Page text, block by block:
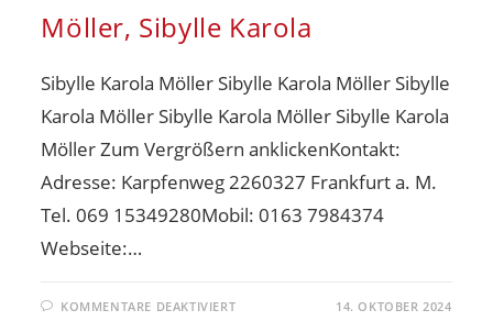
Möller, Sibylle Karola
Sibylle Karola Möller Sibylle Karola Möller Sibylle
Karola Möller Sibylle Karola Möller Sibylle Karola
Möller Zum Vergrößern anklickenKontakt:
Adresse: Karpfenweg 2260327 Frankfurt a. M.
Tel. 069 15349280Mobil: 0163 7984374
Webseite:…
KOMMENTARE DEAKTIVIERT 14. OKTOBER 2024